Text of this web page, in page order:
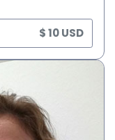
$ 10 USD